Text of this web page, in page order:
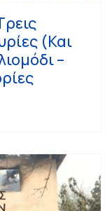
(Και
–